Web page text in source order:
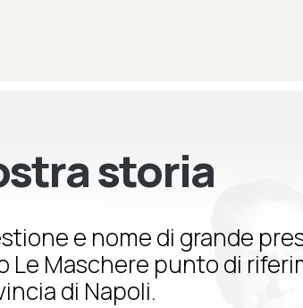
storia
e nome di grande
Le Maschere punto di
di Napoli.